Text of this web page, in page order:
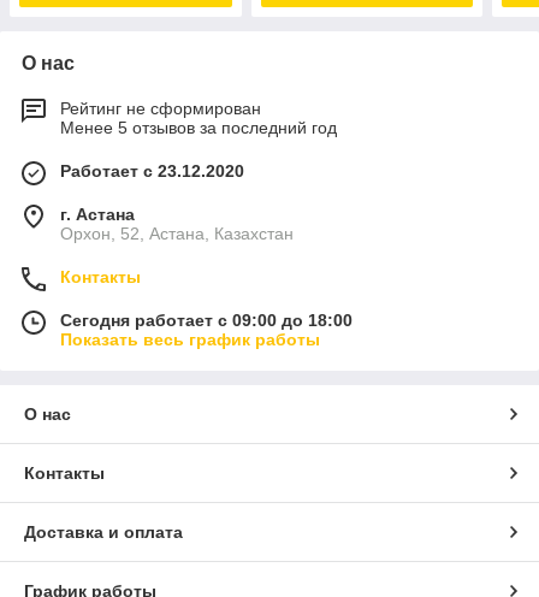
О нас
Рейтинг не сформирован
Менее 5 отзывов за последний год
Работает с 23.12.2020
г. Астана
Орхон, 52, Астана, Казахстан
Контакты
Сегодня работает с 09:00 до 18:00
Показать весь график работы
О нас
Контакты
Доставка и оплата
График работы